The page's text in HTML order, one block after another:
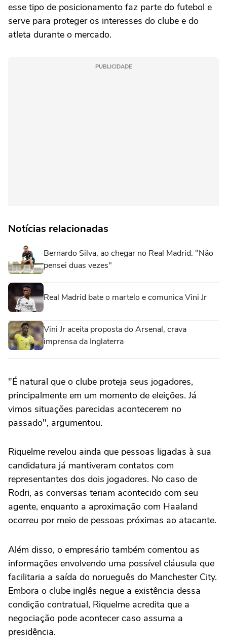
esse tipo de posicionamento faz parte do futebol e
serve para proteger os interesses do clube e do
atleta durante o mercado.
PUBLICIDADE
Notícias relacionadas
Bernardo Silva, ao chegar no Real Madrid: "Não
pensei duas vezes"
Real Madrid bate o martelo e comunica Vini Jr
Vini Jr aceita proposta do Arsenal, crava
imprensa da Inglaterra
"É natural que o clube proteja seus jogadores,
principalmente em um momento de eleições. Já
vimos situações parecidas acontecerem no
passado", argumentou.
Riquelme revelou ainda que pessoas ligadas à sua
candidatura já mantiveram contatos com
representantes dos dois jogadores. No caso de
Rodri, as conversas teriam acontecido com seu
agente, enquanto a aproximação com Haaland
ocorreu por meio de pessoas próximas ao atacante.
Além disso, o empresário também comentou as
informações envolvendo uma possível cláusula que
facilitaria a saída do norueguês do Manchester City.
Embora o clube inglês negue a existência dessa
condição contratual, Riquelme acredita que a
negociação pode acontecer caso assuma a
presidência.